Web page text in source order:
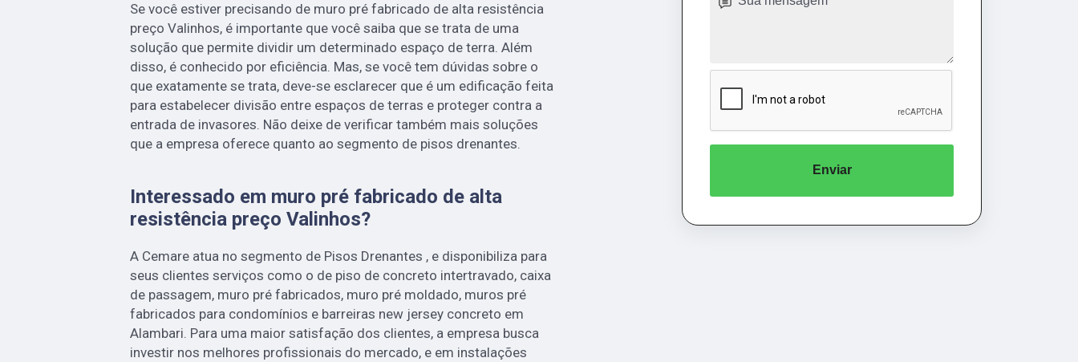
Se você estiver precisando de muro pré fabricado de alta resistência
preço Valinhos, é importante que você saiba que se trata de uma
solução que permite dividir um determinado espaço de terra. Além
disso, é conhecido por eficiência. Mas, se você tem dúvidas sobre o
que exatamente se trata, deve-se esclarecer que é um edificação feita
para estabelecer divisão entre espaços de terras e proteger contra a
entrada de invasores. Não deixe de verificar também mais soluções
que a empresa oferece quanto ao segmento de pisos drenantes.
Interessado em muro pré fabricado de alta
resistência preço Valinhos?
A Cemare atua no segmento de Pisos Drenantes , e disponibiliza para
seus clientes serviços como o de piso de concreto intertravado, caixa
de passagem, muro pré fabricados, muro pré moldado, muros pré
fabricados para condomínios e barreiras new jersey concreto em
Alambari. Para uma maior satisfação dos clientes, a empresa busca
investir nos melhores profissionais do mercado, e em instalações
Enviar